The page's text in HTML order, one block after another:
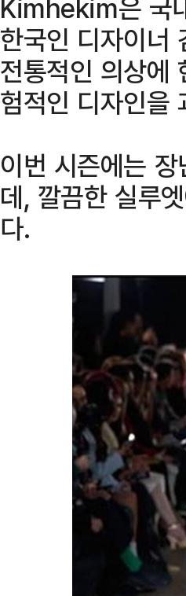
Kimhekim은 국
한국인 디자이너
전통적인 의상에
험적인 디자인을
이번 시즌에는
데, 깔끔한 실루
다.